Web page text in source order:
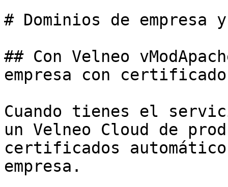
# Dominios de
## Con Velneo
empresa con
Cuando tienes el
un Velneo Cloud de
certificados
empresa.